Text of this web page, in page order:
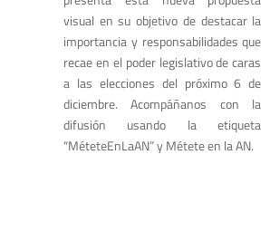
visual en su objetivo de destacar la
importancia y responsabilidades que
recae en el poder legislativo de caras
a las elecciones del próximo 6 de
diciembre. Acompáñanos con la
difusión usando la etiqueta
“MéteteEnLaAN” y Métete en la AN.